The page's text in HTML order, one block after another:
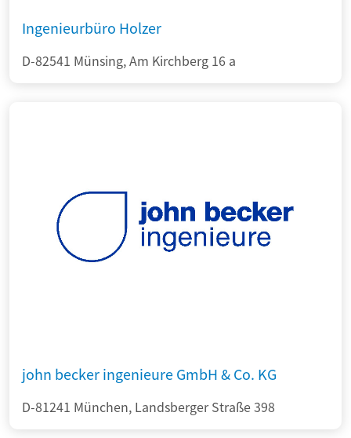
Ingenieurbüro Holzer
D-82541 Münsing, Am Kirchberg 16 a
john becker ingenieure GmbH & Co. KG
D-81241 München, Landsberger Straße 398